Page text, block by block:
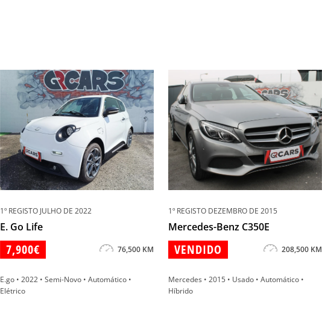
1º REGISTO JULHO DE 2022
E. Go Life
7,900€ 76,500 KM
E.go • 2022 • Semi-Novo • Automático •
Elétrico
1º REGISTO DEZEMBRO DE 2015
Mercedes-Benz C350E
VENDIDO 208,500 KM
Mercedes • 2015 • Usado • Automático •
Híbrido